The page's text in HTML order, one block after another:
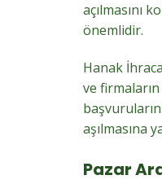
açılmasını
önemlidir.
Hanak
ve
aşılmasına
Pazar